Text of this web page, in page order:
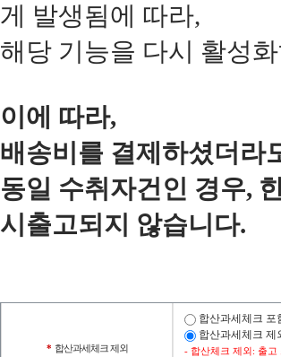
게발생됨에따라,
해당기능을다시활성화
이에따라,
배송비를결제하셨더라
동일수취자건인경우,
시출고되지않습니다.
* 합산과세체크제외
합산과세체크포
합산과세체크제
-합산체크제외:출고